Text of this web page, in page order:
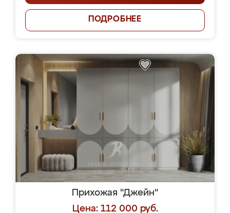
ПОДРОБНЕЕ
Прихожая "Джейн"
Цена: 112 000 руб.